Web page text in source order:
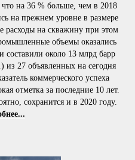
на 36 % больше, чем в 2018
на прежнем уровне в размере
на скважину при этом
объемы оказались
около 13 млрд барр
из 27 объявленных на сегодня
коммерческого успеха
отметка за последние 10 лет.
сохранится и в 2020 году.